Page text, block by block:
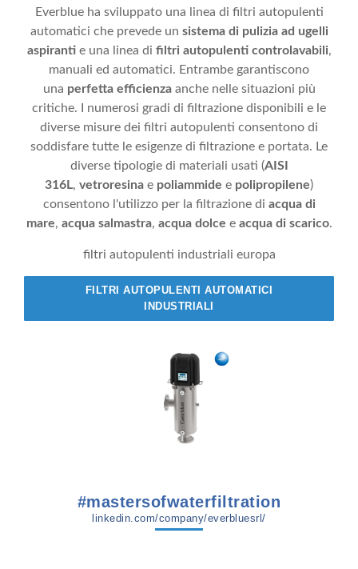
Everblue ha sviluppato una linea di filtri autopulenti
automatici che prevede un sistema di pulizia ad ugelli
aspirantie una linea di filtri autopulenti controlavabili,
manuali ed automatici. Entrambe garantiscono
una perfetta efficienzaanche nelle situazioni più
critiche. I numerosi gradi di filtrazione disponibili e le
diverse misure dei filtri autopulenti consentono di
soddisfare tutte le esigenze di filtrazione e portata. Le
diverse tipologie di materiali usati (AISI
316L, vetroresina e poliammide e polipropilene)
consentono l'utilizzo per la filtrazione di acqua di
mare, acqua salmastra, acqua dolce e acqua di scarico.
filtri autopulenti industriali europa
FILTRI AUTOPULENTI AUTOMATICI
INDUSTRIALI
#mastersofwaterfiltration
linkedin.com/company/everbluesrl/